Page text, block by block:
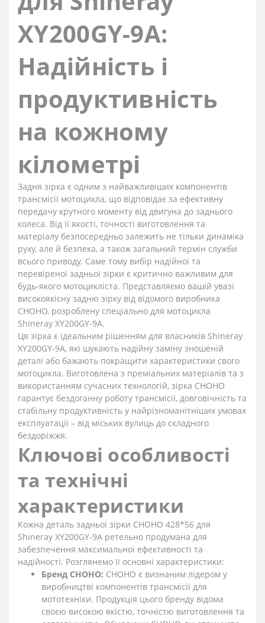
XY200GY-9A:
Надійність і
продуктивність
на кожному
кілометрі
Задня зірка є одним з найважливіших компонентів
трансмісії мотоцикла, що відповідає за ефективну
передачу крутного моменту від двигуна до заднього
колеса. Від її якості, точності виготовлення та
матеріалу безпосередньо залежить не тільки динаміка
руху, але й безпека, а також загальний термін служби
всього приводу. Саме тому вибір надійної та
перевіреної задньої зірки є критично важливим для
будь-якого мотоцикліста. Представляємо вашій увазі
високоякісну задню зірку від відомого виробника
CHOHO, розроблену спеціально для мотоцикла
Shineray XY200GY-9A.
Ця зірка є ідеальним рішенням для власників Shineray
XY200GY-9A, які шукають надійну заміну зношеній
деталі або бажають покращити характеристики свого
мотоцикла. Виготовлена з преміальних матеріалів та з
використанням сучасних технологій, зірка CHOHO
гарантує бездоганну роботу трансмісії, довговічність та
стабільну продуктивність у найрізноманітніших умовах
експлуатації – від міських вулиць до складного
бездоріжжя.
Ключові особливості
та технічні
характеристики
Кожна деталь задньої зірки CHOHO 428*56 для
Shineray XY200GY-9A ретельно продумана для
забезпечення максимальної ефективності та
надійності. Розглянемо її основні характеристики:
Бренд CHOHO: CHOHO є визнаним лідером у
виробництві компонентів трансмісії для
мототехніки. Продукція цього бренду відома
своєю високою якістю, точністю виготовлення та